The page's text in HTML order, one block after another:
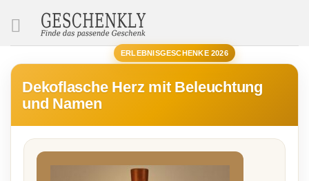
ERLEBNISGESCHENKE 2026
Dekoflasche Herz mit Beleuchtung
und Namen